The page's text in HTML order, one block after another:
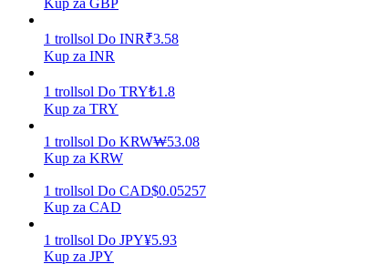
Zarabiać
1 trollsol Do INR₹3.58
Kup za INR
1 trollsol Do TRY₺1.8
Kup za TRY
1 trollsol Do KRW₩53.08
Kup za KRW
1 trollsol Do CAD$0.05257
Kup za CAD
1 trollsol Do JPY¥5.93
Kup za JPY